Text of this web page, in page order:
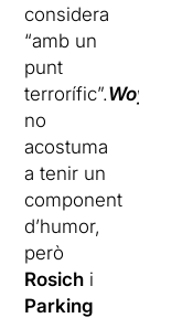
considera
“amb un
punt
terrorífic”.Woyzeck
no
acostuma
a tenir un
component
d’humor,
però
Rosich i
Parking